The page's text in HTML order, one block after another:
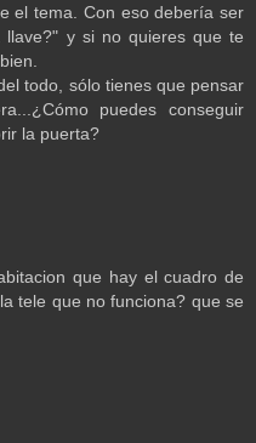
el tema. Con eso debería ser
llave?" y si no quieres que te
todo, sólo tienes que pensar
puedes conseguir
la puerta?
que hay el cuadro de
tele que no funciona? que se